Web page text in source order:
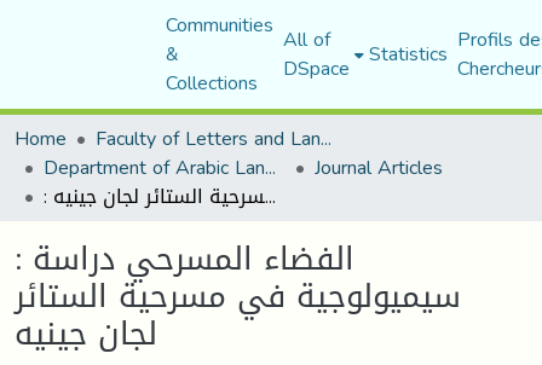
Communities
&
Collections
All of
DSpace Statistics Profils
Home
Faculty of Letters and Languages
Department of Arabic Language and Literature Journal Articles
: الفضاء المسرحي دراسة سيميولوجية في مسرحية الستائر لجان جينيه
: الفضاء المسرحي دراسة
سيميولوجية في مسرحية الستائر
لجان جينيه